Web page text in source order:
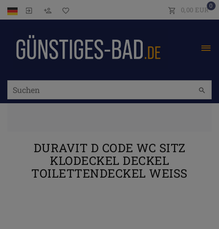
0
0,00 EUR
DURAVIT D CODE WC SITZ
KLODECKEL DECKEL
TOILETTENDECKEL WEISS